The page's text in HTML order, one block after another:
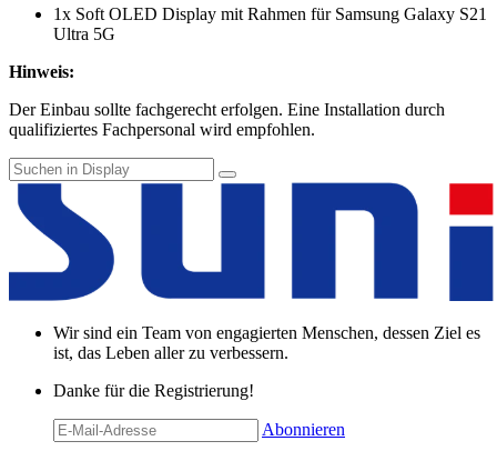
1x Soft OLED Display mit Rahmen für Samsung Galaxy S21
Ultra 5G
Hinweis:
Der Einbau sollte fachgerecht erfolgen. Eine Installation durch
qualifiziertes Fachpersonal wird empfohlen.
Wir sind ein Team von engagierten Menschen, dessen Ziel es
ist, das Leben aller zu verbessern.
Danke für die Registrierung!
Abonnieren